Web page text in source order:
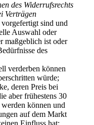
des Widerrufsrechts
Verträgen
sind und
Auswahl oder
maßgeblich ist oder
des
verderben können
würde;
deren Preis bei
aber frühestens 30
können und
auf dem Markt